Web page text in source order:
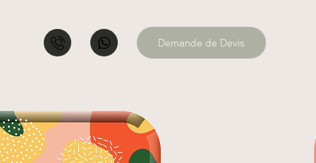
Demande de Devis